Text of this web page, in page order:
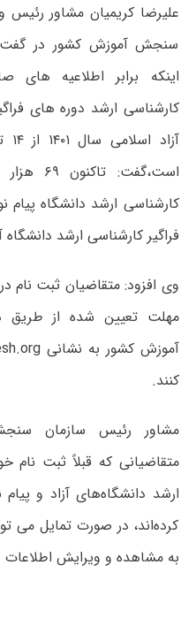
علیرضا کریمیان مشاور
سنجش آموزش کشور در
اینکه برابر اطلاعیه های
کارشناسی ارشد دوره های
فراگیر کارشناسی ارشد
وی افزود: متقاضیان ثبت نام
مهلت تعیین شده از طریق
کنند.
مشاور رئیس سازمان
متقاضیانی که قبلاً ثبت نام
ارشد دانشگاه‌های آزاد و
کرده‌اند، در صورت تمایل می
به مشاهده و ویرایش اطلاعات